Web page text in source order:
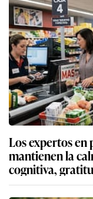
Los expertos en
mantienen la
cognitiva,